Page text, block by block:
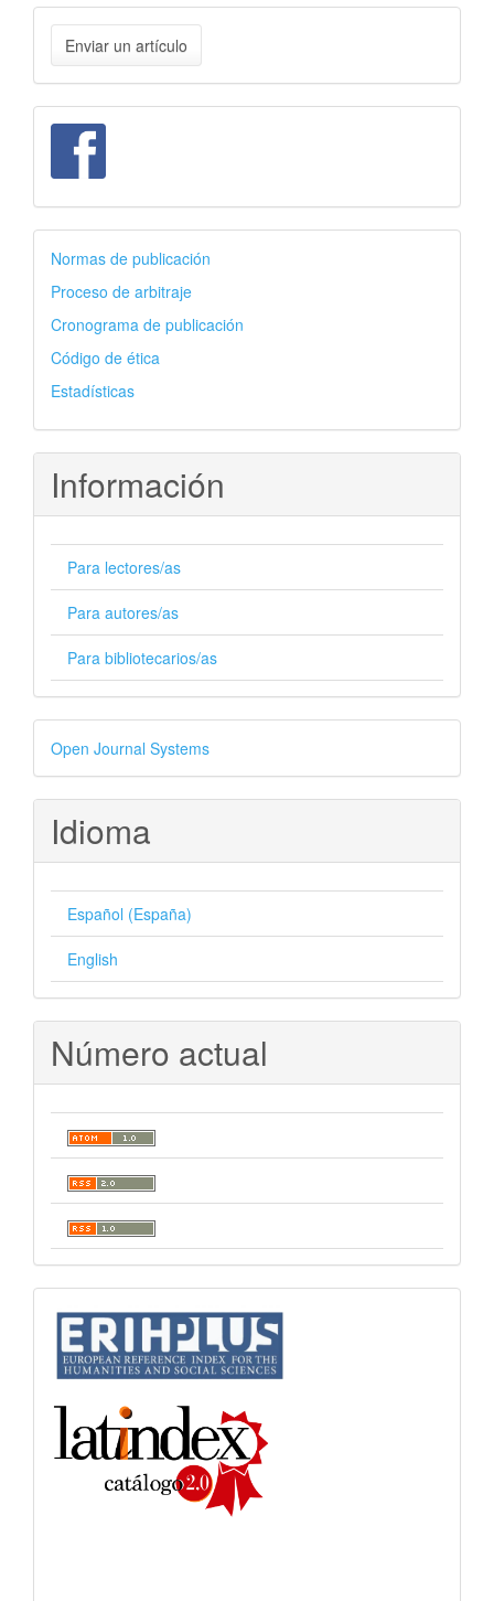
Enviar
un
artículo
Enviar un artículo
facebook
autores
Normas de publicación
Proceso de arbitraje
Cronograma de publicación
Código de ética
Estadísticas
Información
Para lectores/as
Para autores/as
Para bibliotecarios/as
Desarrollado
por
Open Journal Systems
Idioma
Español (España)
English
Número actual
indices